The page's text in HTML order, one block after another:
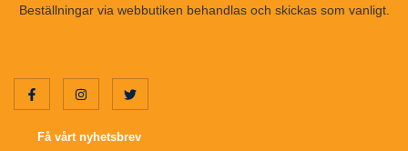
Beställningar via webbutiken behandlas och skickas som vanligt.
Få vårt nyhetsbrev